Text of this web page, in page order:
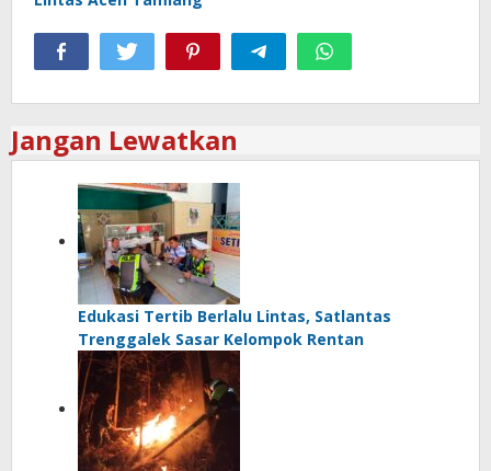
Jangan Lewatkan
Edukasi Tertib Berlalu Lintas, Satlantas
Trenggalek Sasar Kelompok Rentan